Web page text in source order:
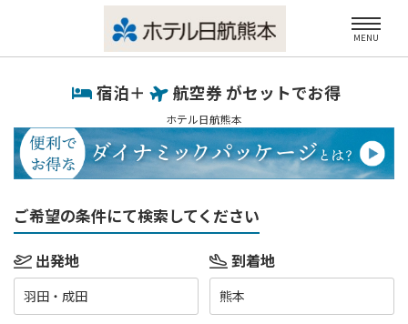
MENU
宿泊＋ 航空券 がセットでお得
ホテル日航熊本
ご希望の条件にて検索してください
出発地
羽田・成田
到着地
熊本